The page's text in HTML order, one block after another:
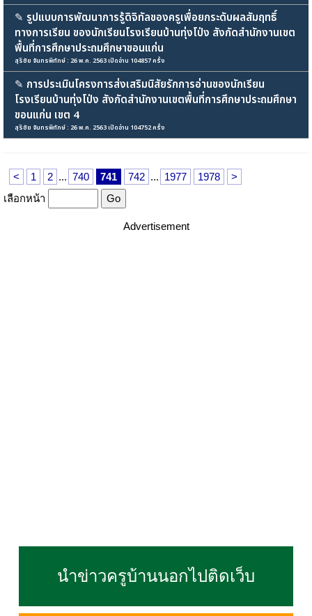
✎ รูปแบบการพัฒนาการรู้ดิจิทัลของครูเพื่อยกระดับผลสัมฤทธิ์
ทางการเรียน ของนักเรียนโรงเรียนบ้านทุ่งโป่ง สังกัดสำนักงานเขต
พื้นที่การศึกษาประถมศึกษาขอนแก่น
สุริชัย จันทรพิทักษ์ : 26 พ.ค. 2563 เปิดอ่าน 104857 ครั้ง
✎ การประเมินโครงการส่งเสริมนิสัยรักการอ่านของนักเรียน
โรงเรียนบ้านทุ่งโป่ง สังกัดสำนักงานเขตพื้นที่การศึกษาประถมศึกษา
ขอนแก่น เขต 4
สุริชัย จันทรพิทักษ์ : 26 พ.ค. 2563 เปิดอ่าน 104752 ครั้ง
< 1 2 ... 740 741 742 ... 1977 1978
>
เลือกหน้า
Advertisement
นำข่าวครูบ้านนอกไปติดเว็บ